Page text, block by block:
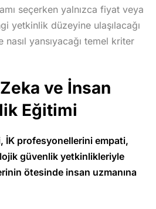
seçerken yalnızca fiyat veya
yetkinlik düzeyine ulaşılacağı
yansıyacağı temel kriter
ve İnsan
Eğitimi
İK profesyonellerini empati,
güvenlik yetkinlikleriyle
ötesinde insan uzmanına